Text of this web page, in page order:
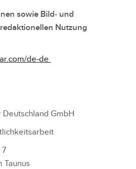
sowie Bild‑ und
Nutzung
de‑de
Deutschland GmbH
7
Taunus